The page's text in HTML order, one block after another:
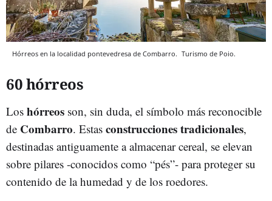
Hórreos en la localidad pontevedresa de Combarro. Turismo de Poio.
60 hórreos
Los hórreos son, sin duda, el símbolo más reconocible
de Combarro. Estas construcciones tradicionales,
destinadas antiguamente a almacenar cereal, se elevan
sobre pilares -conocidos como “pés”- para proteger su
contenido de la humedad y de los roedores.